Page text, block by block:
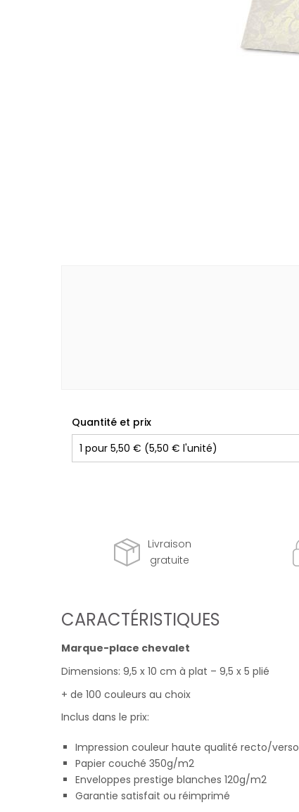
Quantité et prix
Livraison
gratuite
CARACTÉRISTIQUES
Marque-place chevalet
Dimensions: 9,5 x 10 cm à plat – 9,5 x 5 plié
+ de 100 couleurs au choix
Inclus dans le prix:
Impression couleur haute qualité recto/verso
Papier couché 350g/m2
Enveloppes prestige blanches 120g/m2
Garantie satisfait ou réimprimé